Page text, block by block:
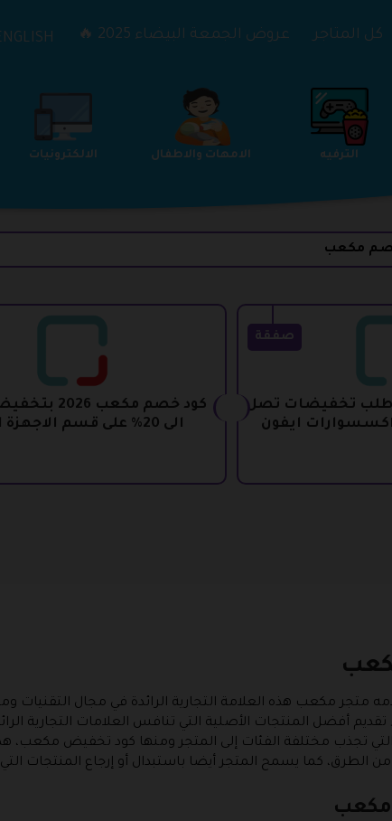
كل المتاجر عروض الجمعة البيضاء 2025 🔥
الامهات والاطفال الترفيه التعليم
مكعب
صفقة
طلب تخفيضات تصل
كود خصم مكعب
الى 20% على قسم الاجهزة الذكية
مكعب هذه العلامة التجارية الرائدة في مجال التقنيات
أفضل المنتجات الأصلية التي تنافس العلامات التجارية
تجذب مختلفة الفئات إلى المتجر ومنها كود تخفيض مكعب،
من الطرق، كما يسمح المتجر أيضا باستبدال أو إرجاع المنتجات
مكعب